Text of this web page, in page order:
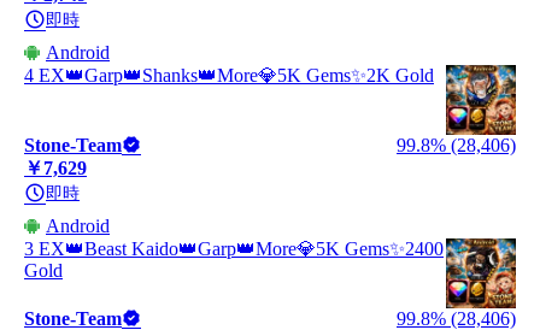
即時
Android
4 EX👑Garp👑Shanks👑More💎5K Gems✨2K Gold
Stone-Team
99.8% (28,406)
￥7,629
即時
Android
3 EX👑Beast Kaido👑Garp👑More💎5K Gems✨2400
Gold
Stone-Team
99.8% (28,406)